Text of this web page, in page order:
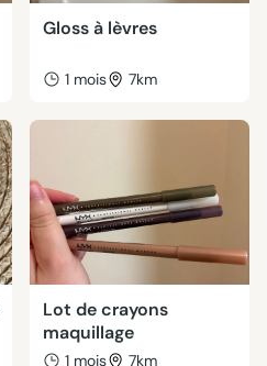
Gloss à lèvres
1 mois 7km
Lot de crayons
maquillage
1 mois 7km